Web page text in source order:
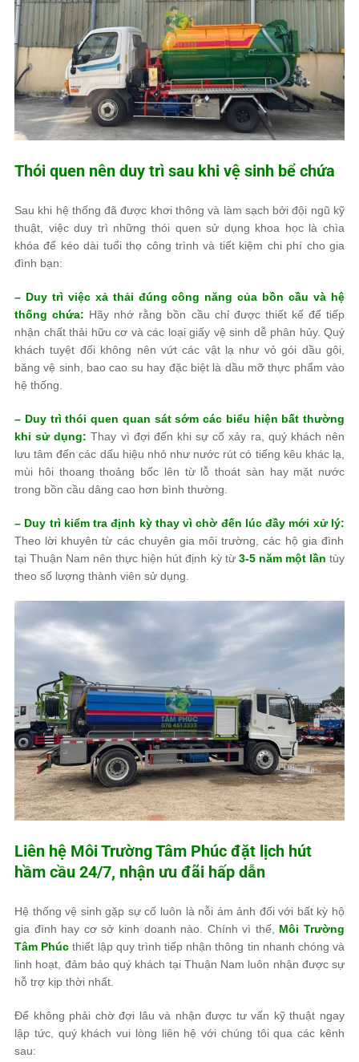
Thói quen nên duy trì sau khi vệ sinh bể chứa
Sau khi hệ thống đã được khơi thông và làm sạch bởi đội ngũ kỹ
thuật, việc duy trì những thói quen sử dụng khoa học là chìa
khóa để kéo dài tuổi thọ công trình và tiết kiệm chi phí cho gia
đình bạn:
– Duy trì việc xả thải đúng công năng của bồn cầu và hệ
thống chứa: Hãy nhớ rằng bồn cầu chỉ được thiết kế để tiếp
nhận chất thải hữu cơ và các loại giấy vệ sinh dễ phân hủy. Quý
khách tuyệt đối không nên vứt các vật lạ như vỏ gói dầu gội,
băng vệ sinh, bao cao su hay đặc biệt là dầu mỡ thực phẩm vào
hệ thống.
– Duy trì thói quen quan sát sớm các biểu hiện bất thường
khi sử dụng: Thay vì đợi đến khi sự cố xảy ra, quý khách nên
lưu tâm đến các dấu hiệu nhỏ như nước rút có tiếng kêu khác lạ,
mùi hôi thoang thoảng bốc lên từ lỗ thoát sàn hay mặt nước
trong bồn cầu dâng cao hơn bình thường.
– Duy trì kiểm tra định kỳ thay vì chờ đến lúc đầy mới xử lý:
Theo lời khuyên từ các chuyên gia môi trường, các hộ gia đình
tại Thuận Nam nên thực hiện hút định kỳ từ 3-5 năm một lần tùy
theo số lượng thành viên sử dụng.
Liên hệ Môi Trường Tâm Phúc đặt lịch hút
hầm cầu 24/7, nhận ưu đãi hấp dẫn
Hệ thống vệ sinh gặp sự cố luôn là nỗi ám ảnh đối với bất kỳ hộ
gia đình hay cơ sở kinh doanh nào. Chính vì thế, Môi Trường
Tâm Phúc thiết lập quy trình tiếp nhận thông tin nhanh chóng và
linh hoạt, đảm bảo quý khách tại Thuận Nam luôn nhận được sự
hỗ trợ kịp thời nhất.
Để không phải chờ đợi lâu và nhận được tư vấn kỹ thuật ngay
lập tức, quý khách vui lòng liên hệ với chúng tôi qua các kênh
sau: